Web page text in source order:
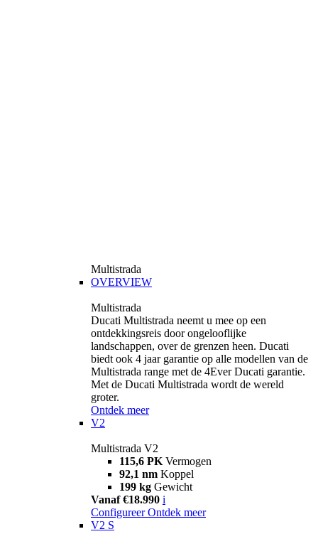
Multistrada
OVERVIEW
Multistrada
Ducati Multistrada neemt u mee op een
ontdekkingsreis door ongelooflijke
landschappen, over de grenzen heen. Ducati
biedt ook 4 jaar garantie op alle modellen van de
Multistrada range met de 4Ever Ducati garantie.
Met de Ducati Multistrada wordt de wereld
groter.
Ontdek meer
V2
Multistrada V2
115,6 PK Vermogen
92,1 nm Koppel
199 kg Gewicht
Vanaf €18.990 i
Configureer Ontdek meer
V2 S